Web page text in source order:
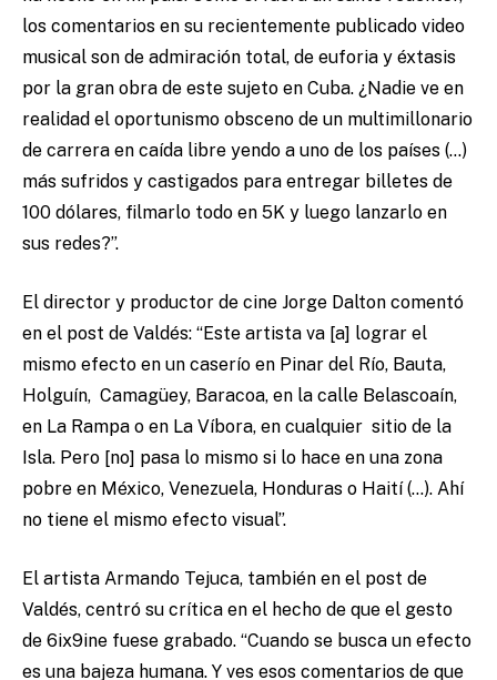
los comentarios en su recientemente publicado video
musical son de admiración total, de euforia y éxtasis
por la gran obra de este sujeto en Cuba. ¿Nadie ve en
realidad el oportunismo obsceno de un multimillonario
de carrera en caída libre yendo a uno de los países (…)
más sufridos y castigados para entregar billetes de
100 dólares, filmarlo todo en 5K y luego lanzarlo en
sus redes?”.
El director y productor de cine Jorge Dalton comentó
en el post de Valdés: “Este artista va [a] lograr el
mismo efecto en un caserío en Pinar del Río, Bauta,
Holguín, Camagüey, Baracoa, en la calle Belascoaín,
en La Rampa o en La Víbora, en cualquier sitio de la
Isla. Pero [no] pasa lo mismo si lo hace en una zona
pobre en México, Venezuela, Honduras o Haití (…). Ahí
no tiene el mismo efecto visual”.
El artista Armando Tejuca, también en el post de
Valdés, centró su crítica en el hecho de que el gesto
de 6ix9ine fuese grabado. “Cuando se busca un efecto
es una bajeza humana. Y ves esos comentarios de que